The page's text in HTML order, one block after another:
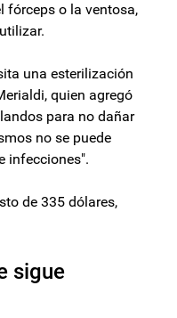
fórceps o la ventosa,
una esterilización
quien agregó
para no dañar
no se puede
infecciones".
de 335 dólares,
sigue